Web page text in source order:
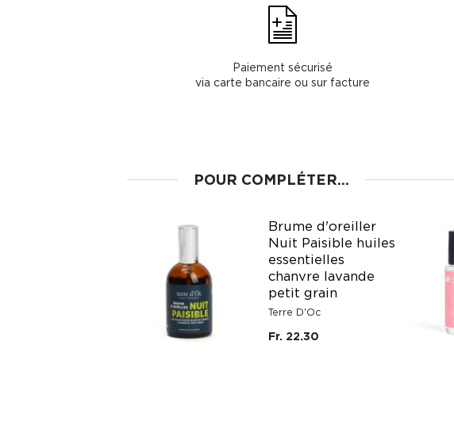
Paiement sécurisé
via carte bancaire ou sur facture
POUR COMPLÉTER...
Brume d'oreiller
Nuit Paisible huiles
essentielles
chanvre lavande
petit grain
Terre D'Oc
Fr. 22.30